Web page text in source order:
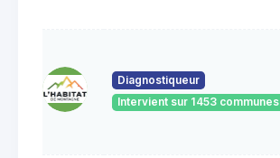
Diagnostiqueur
Intervient sur 1453 communes